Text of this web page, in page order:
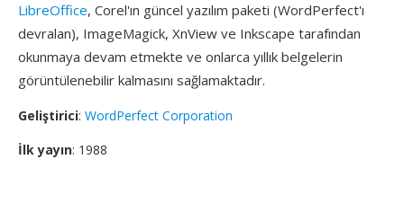
LibreOffice, Corel'ın güncel yazılım paketi (WordPerfect'ı
devralan), ImageMagick, XnView ve Inkscape tarafından
okunmaya devam etmekte ve onlarca yıllık belgelerin
görüntülenebilir kalmasını sağlamaktadır.
Geliştirici: WordPerfect Corporation
İlk yayın: 1988